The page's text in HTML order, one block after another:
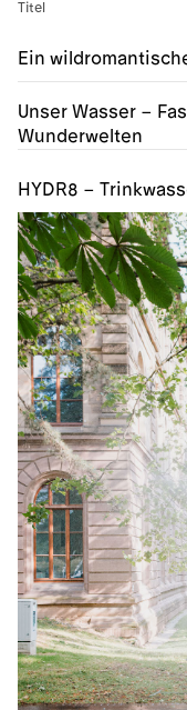
Titel
Ein
Unser Wasser –
Wunderwelten
HYDR8 –